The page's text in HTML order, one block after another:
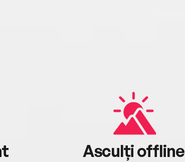
Asculți offline